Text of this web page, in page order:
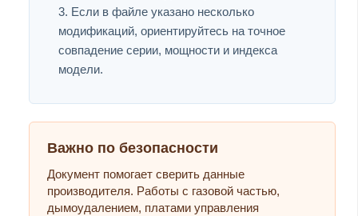
Если в файле указано несколько
модификаций, ориентируйтесь на точное
совпадение серии, мощности и индекса
модели.
Важно по безопасности
Документ помогает сверить данные
производителя. Работы с газовой частью,
дымоудалением, платами управления